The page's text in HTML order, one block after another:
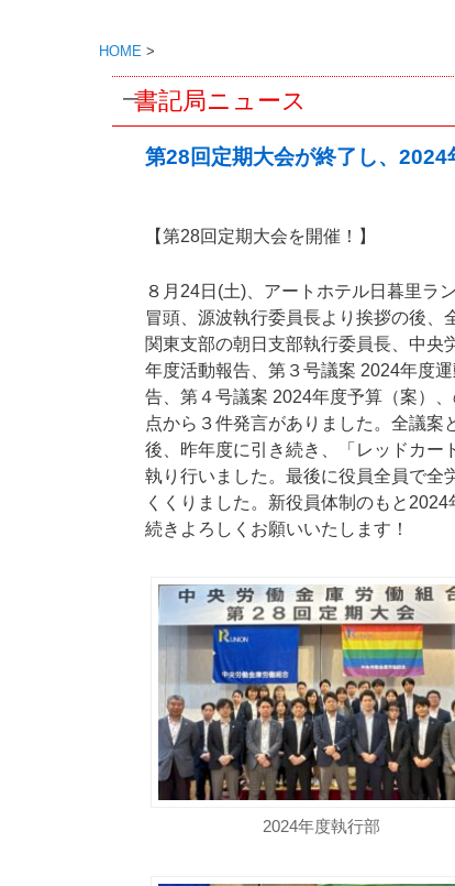
HOME >
書記局ニュース
第28回定期大会が終了し、2024
【第28回定期大会を開催！】
８月24日(土)、アートホテル日暮里ラ
冒頭、源波執行委員長より挨拶の後、
関東支部の朝日支部執行委員長、中央
年度活動報告、第３号議案 2024年度
告、第４号議案 2024年度予算（案）
点から３件発言がありました。全議
後、昨年度に引き続き、「レッドカー
執り行いました。最後に役員全員で全
くくりました。新役員体制のもと
続きよろしくお願いいたします！
2024年度執行部